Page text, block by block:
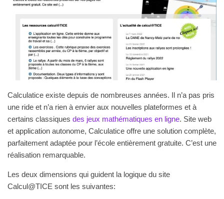
Calculatice existe depuis de nombreuses années. Il n’a pas pris
une ride et n’a rien à envier aux nouvelles plateformes et à
certains classiques des jeux mathématiques en ligne. Site web
et application autonome, Calculatice offre une solution complète,
parfaitement adaptée pour l’école entièrement gratuite. C’est une
réalisation remarquable.
Les deux dimensions qui guident la logique du site
Calcul@TICE sont les suivantes: